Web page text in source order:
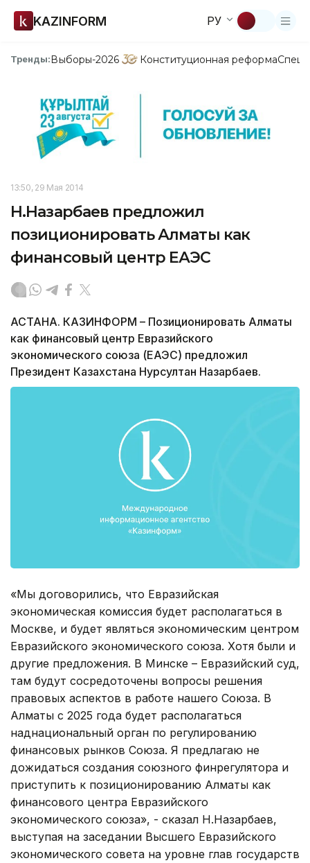
KAZINFORM РУ
Тренды:Выборы-2026 Конституционная реформа
13:50, 29 Мая 2014
Н.Назарбаев предложил
позиционировать Алматы как
финансовый центр ЕАЭС
АСТАНА. КАЗИНФОРМ – Позиционировать Алматы
как финансовый центр Евразийского
экономического союза (ЕАЭС) предложил
Президент Казахстана Нурсултан Назарбаев.
«Мы договорились, что Евразийская
экономическая комиссия будет располагаться в
Москве, и будет являться экономическим центром
Евразийского экономического союза. Хотя были и
другие предложения. В Минске – Евразийский суд,
там будут сосредоточены вопросы решения
правовых аспектов в работе нашего Союза. В
Алматы с 2025 года будет располагаться
наднациональный орган по регулированию
финансовых рынков Союза. Я предлагаю не
дожидаться создания союзного финрегулятора и
приступить к позиционированию Алматы как
финансового центра Евразийского
экономического союза», - сказал Н.Назарбаев,
выступая на заседании Высшего Евразийского
экономического совета на уровне глав государств